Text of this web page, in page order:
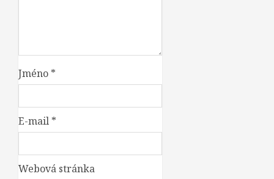
Jméno *
E-mail *
Webová stránka